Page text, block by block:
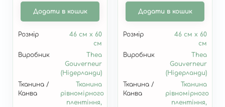
Додати в кошик
Розмір
46 см x 60
см
Виробник
Thea
Gouverneur
(Нідерланди)
Тканина /
Канва
Тканина
рівномірного
плентіння,
Додати в кошик
Розмір
46 см x 60
см
Виробник
Thea
Gouverneur
(Нідерланди)
Тканина /
Канва
Тканина
рівномірного
плентіння,